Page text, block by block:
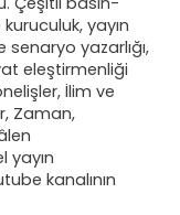
yayın
yazarlığı,
eleştirmenliği
İlim ve
Zaman,
yayın
kanalının